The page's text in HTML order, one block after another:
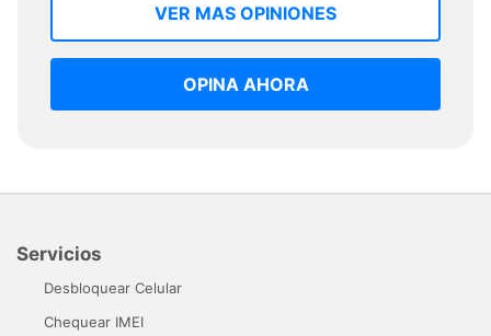
VER MAS OPINIONES
OPINA AHORA
Servicios
Desbloquear Celular
Chequear IMEI